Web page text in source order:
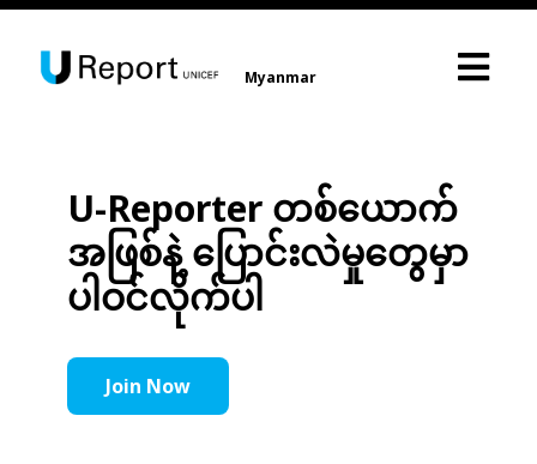
Myanmar
U-Reporter တစ်ယောက်
အဖြစ်နဲ့ ပြောင်းလဲမှုတွေမှာ
ပါဝင်လိုက်ပါ
Join Now